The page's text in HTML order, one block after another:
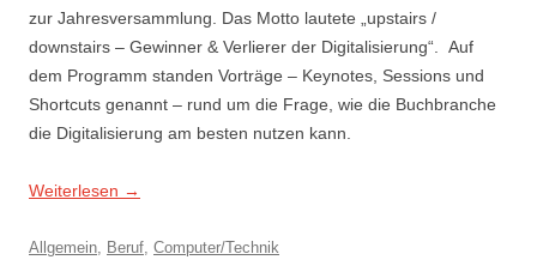
zur Jahresversammlung. Das Motto lautete „upstairs /
downstairs – Gewinner & Verlierer der Digitalisierung“. Auf
dem Programm standen Vorträge – Keynotes, Sessions und
Shortcuts genannt – rund um die Frage, wie die Buchbranche
die Digitalisierung am besten nutzen kann.
Weiterlesen →
Allgemein Beruf Computer/Technik